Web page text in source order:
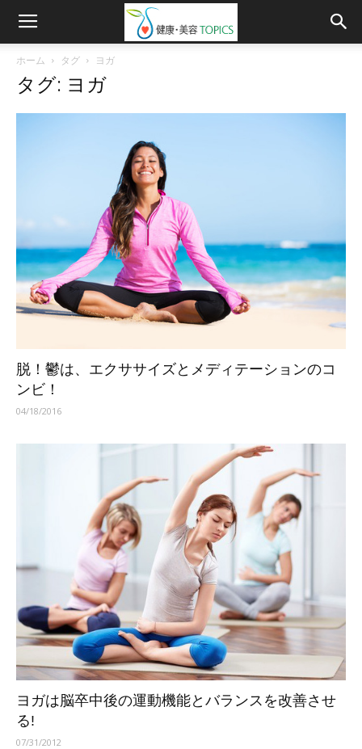
ホーム タグ ヨガ
タグ: ヨガ
脱！鬱は、エクササイズとメディテーションのコ
ンビ！
04/18/2016
ヨガは脳卒中後の運動機能とバランスを改善させ
る!
07/31/2012